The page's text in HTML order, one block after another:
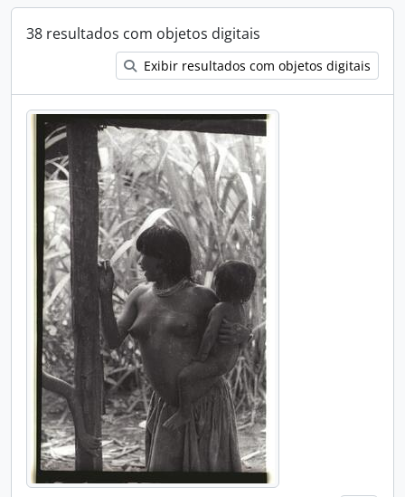
38 resultados com objetos digitais
Exibir resultados com objetos digitais